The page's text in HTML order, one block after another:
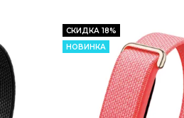
СКИДКА 18%
НОВИНКА